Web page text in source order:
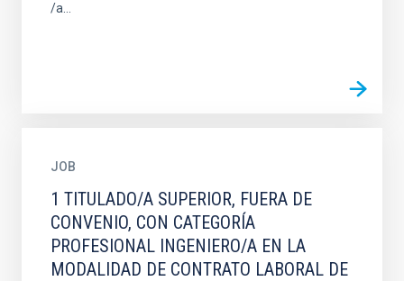
/a...
JOB
1 TITULADO/A SUPERIOR, FUERA DE
CONVENIO, CON CATEGORÍA
PROFESIONAL INGENIERO/A EN LA
MODALIDAD DE CONTRATO LABORAL DE